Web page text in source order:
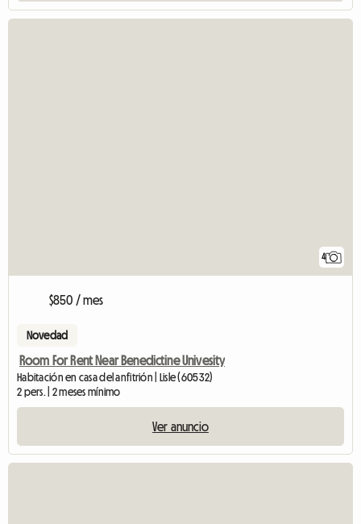
4
$850 / mes
Novedad
Room For Rent Near Benedictine Univesity
Habitación en casa del anfitrión | Lisle (60532)
2 pers. | 2 meses mínimo
Ver anuncio